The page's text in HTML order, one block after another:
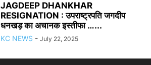
JAGDEEP DHANKHAR
RESIGNATION : उपराष्ट्रपति जगदीप
धनखड़ का अचानक इस्तीफा …...
KC NEWS - July 22, 2025